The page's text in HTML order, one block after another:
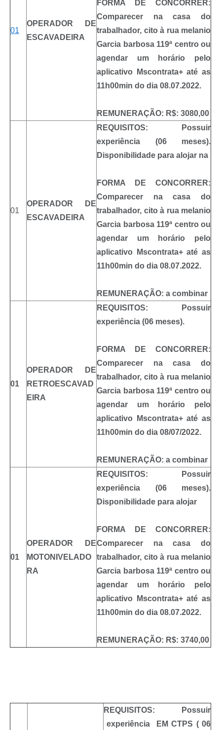
01
OPERADOR DE
ESCAVADEIRA
FORMA DE CONCORRER:
Comparecer na casa do
trabalhador, cito à rua melanio
Garcia barbosa 119ª centro ou
agendar um horário pelo
aplicativo Mscontrata+ até as
11h00min do dia 08.07.2022.
REMUNERAÇÃO: R$: 3080,00
01
OPERADOR DE
ESCAVADEIRA
REQUISITOS: Possuir
experiência (06 meses).
Disponibilidade para alojar na
FORMA DE CONCORRER:
Comparecer na casa do
trabalhador, cito à rua melanio
Garcia barbosa 119ª centro ou
agendar um horário pelo
aplicativo Mscontrata+ até as
11h00min do dia 08.07.2022.
REMUNERAÇÃO: a combinar
01
OPERADOR DE
RETROESCAVAD
EIRA
REQUISITOS: Possuir
experiência (06 meses).
FORMA DE CONCORRER:
Comparecer na casa do
trabalhador, cito à rua melanio
Garcia barbosa 119ª centro ou
agendar um horário pelo
aplicativo Mscontrata+ até as
11h00min do dia 08/07/2022.
REMUNERAÇÃO: a combinar
01
OPERADOR DE
MOTONIVELADO
RA
REQUISITOS: Possuir
experiência (06 meses).
Disponibilidade para alojar
FORMA DE CONCORRER:
Comparecer na casa do
trabalhador, cito à rua melanio
Garcia barbosa 119ª centro ou
agendar um horário pelo
aplicativo Mscontrata+ até as
11h00min do dia 08.07.2022.
REMUNERAÇÃO: R$: 3740,00
REQUISITOS: Possuir
experiência EM CTPS ( 06